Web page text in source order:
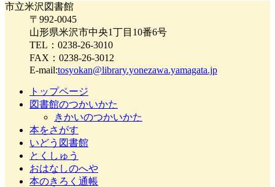
市立米沢図書館
〒992-0045
山形県米沢市中央1丁目10番6号
TEL：0238-26-3010
FAX：0238-26-3012
E-mail:tosyokan@library.yonezawa.yamagata.jp
トップページ
図書館のつかいかた
きかいのつかいかた
本をさがす
いどう図書館
とくしゅう
おはなしのへや
本のきろく通帳